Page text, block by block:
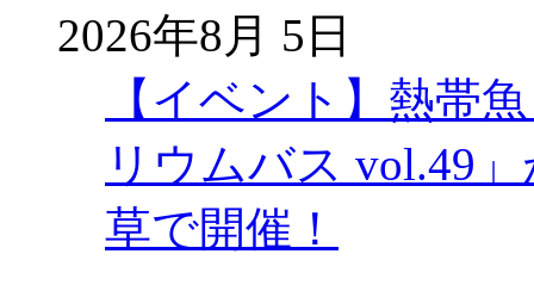
2026年8月 5日
【イベント】熱帯
リウムバス vol.49
草で開催！